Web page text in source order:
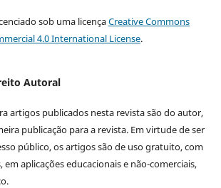
sob uma licençaCreative Commons
4.0 International License.
Autoral
artigos publicados nesta revista são do autor,
publicação para a revista. Em virtude de ser
público, os artigos são de uso gratuito, com
aplicações educacionais e não-comerciais,